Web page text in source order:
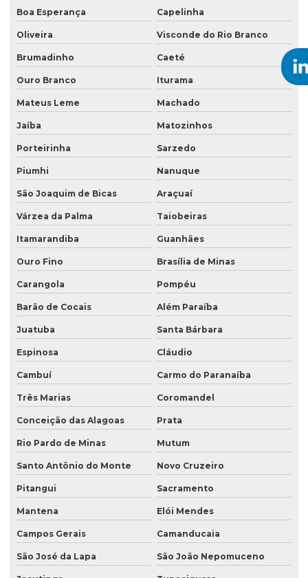
Boa Esperança Capelinha
Oliveira Visconde do Rio Branco
Brumadinho Caeté
Ouro Branco Iturama
Mateus Leme Machado
Jaíba Matozinhos
Porteirinha Sarzedo
Piumhi Nanuque
São Joaquim de Bicas Araçuaí
Várzea da Palma Taiobeiras
Itamarandiba Guanhães
Ouro Fino Brasília de Minas
Carangola Pompéu
Barão de Cocais Além Paraíba
Juatuba Santa Bárbara
Espinosa Cláudio
Cambuí Carmo do Paranaíba
Três Marias Coromandel
Conceição das Alagoas Prata
Rio Pardo de Minas Mutum
Santo Antônio do Monte Novo Cruzeiro
Pitangui Sacramento
Mantena Elói Mendes
Campos Gerais Camanducaia
São José da Lapa São João Nepomuceno